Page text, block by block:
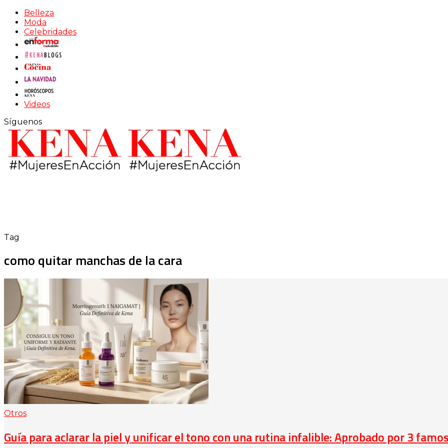
Belleza
Moda
Celebridades
Videos
Síguenos
Tag
como quitar manchas de la cara
Otros
Guía para aclarar la piel y unificar el tono con una rutina infalible: Aprobado por 3